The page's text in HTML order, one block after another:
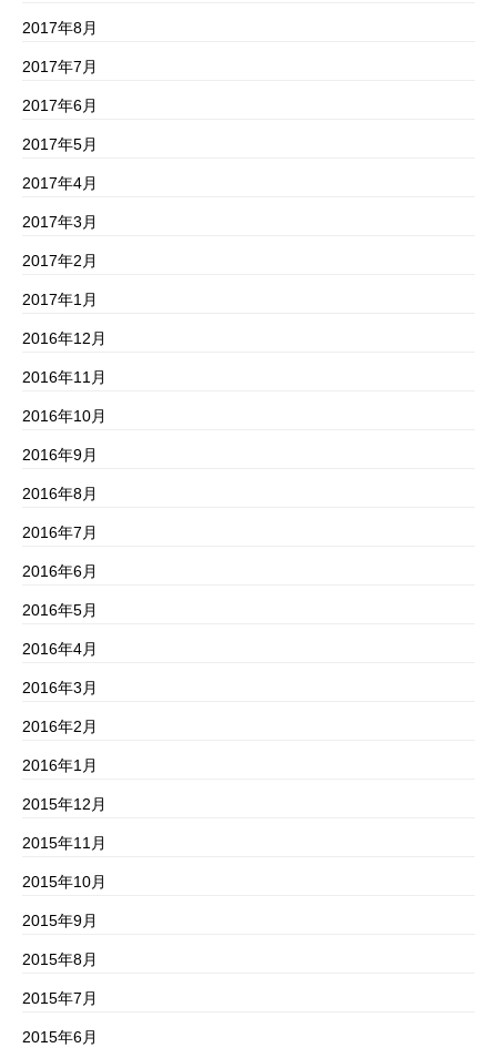
2017年8月
2017年7月
2017年6月
2017年5月
2017年4月
2017年3月
2017年2月
2017年1月
2016年12月
2016年11月
2016年10月
2016年9月
2016年8月
2016年7月
2016年6月
2016年5月
2016年4月
2016年3月
2016年2月
2016年1月
2015年12月
2015年11月
2015年10月
2015年9月
2015年8月
2015年7月
2015年6月